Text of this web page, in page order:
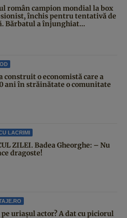
român campion mondial la box
închis pentru tentativă de
Bărbatul a înjunghiat...
construit o economistă care a
ani în străinătate o comunitate
LACRIMI
ZILEI. Badea Gheorghe: – Nu
dragoste!
uriașul actor? A dat cu piciorul